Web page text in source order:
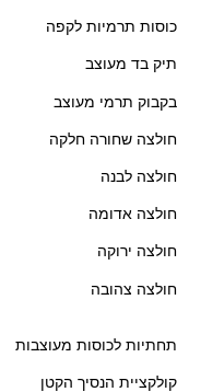
כוסות תרמיות לקפה
תיק בד מעוצב
בקבוק תרמי מעוצב
חולצה שחורה חלקה
חולצה לבנה
חולצה אדומה
חולצה ירוקה
חולצה צהובה
תחתיות לכוסות מעוצבות
קולקציית הנסיך הקטן